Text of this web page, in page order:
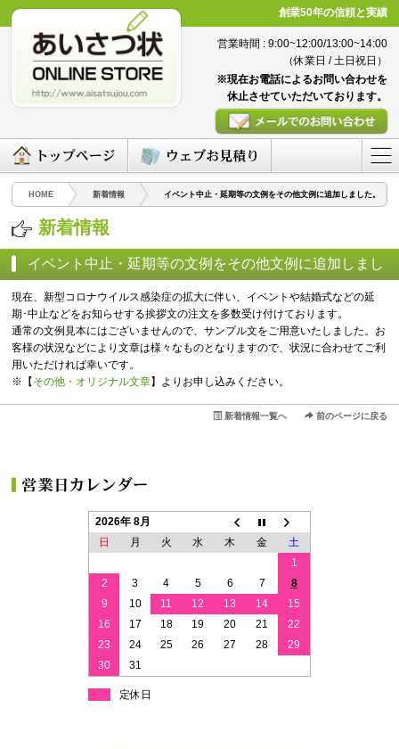
創業50年の信頼と実績
営業時間 : 9:00~12:00/13:00~14:00
（休業日 / 土日祝日）
※現在お電話によるお問い合わせを
休止させていただいております。
HOME 新着情報 イベント中止・延期等の文例をその他文例に追加しました。
新着情報
イベント中止・延期等の文例をその他文例に追加しまし
た。
（2022/08/26）
現在、新型コロナウイルス感染症の拡大に伴い、イベントや結婚式などの延
期･中止などをお知らせする挨拶文の注文を多数受け付けております。
通常の文例見本にはございませんので、サンプル文をご用意いたしました。お
客様の状況などにより文章は様々なものとなりますので、状況に合わせてご利
用いただければ幸いです。
※【 その他・オリジナル文章】よりお申し込みください。
新着情報一覧へ 前のページに戻る
2026年 8月
日
月 火 水 木 金
土
1
2
3 4 5 6 7
8
9
10 11 12 13 14
15
16
17 18 19 20 21
22
23
24 25 26 27 28
29
30
31
定休日